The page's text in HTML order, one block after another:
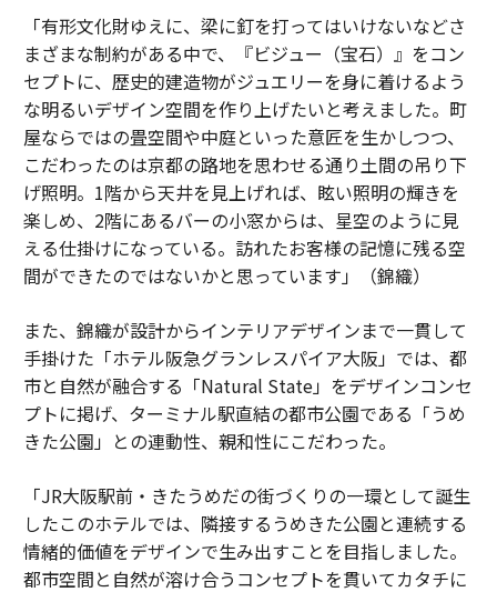
「有形文化財ゆえに、梁に釘を打ってはいけないなどさ
まざまな制約がある中で、『ビジュー（宝石）』をコン
セプトに、歴史的建造物がジュエリーを身に着けるよう
な明るいデザイン空間を作り上げたいと考えました。町
屋ならではの畳空間や中庭といった意匠を生かしつつ、
こだわったのは京都の路地を思わせる通り土間の吊り下
げ照明。1階から天井を見上げれば、眩い照明の輝きを
楽しめ、2階にあるバーの小窓からは、星空のように見
える仕掛けになっている。訪れたお客様の記憶に残る空
間ができたのではないかと思っています」（錦織）
また、錦織が設計からインテリアデザインまで一貫して
手掛けた「ホテル阪急グランレスパイア大阪」では、都
市と自然が融合する「Natural State」をデザインコンセ
プトに掲げ、ターミナル駅直結の都市公園である「うめ
きた公園」との連動性、親和性にこだわった。
「JR大阪駅前・きたうめだの街づくりの一環として誕生
したこのホテルでは、隣接するうめきた公園と連続する
情緒的価値をデザインで生み出すことを目指しました。
都市空間と自然が溶け合うコンセプトを貫いてカタチに